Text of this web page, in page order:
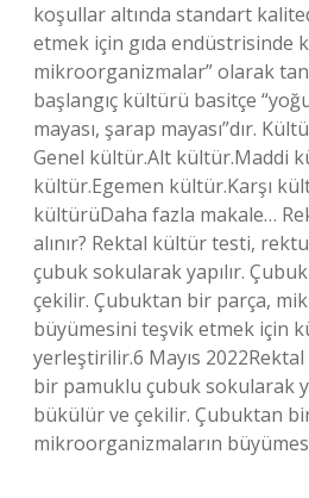
koşullar altında standart
etmek için gıda endüstrisinde
mikroorganizmalar” olarak
başlangıç ​​kültürü basitçe
mayası, şarap mayası”dır.
Genel kültür.Alt kültür.Maddi
kültür.Egemen kültür.Karşı
kültürüDaha fazla makale…
alınır? Rektal kültür testi,
çubuk sokularak yapılır.
çekilir. Çubuktan bir parça,
büyümesini teşvik etmek için
yerleştirilir.6 Mayıs
bir pamuklu çubuk sokularak
bükülür ve çekilir. Çubuktan
mikroorganizmaların